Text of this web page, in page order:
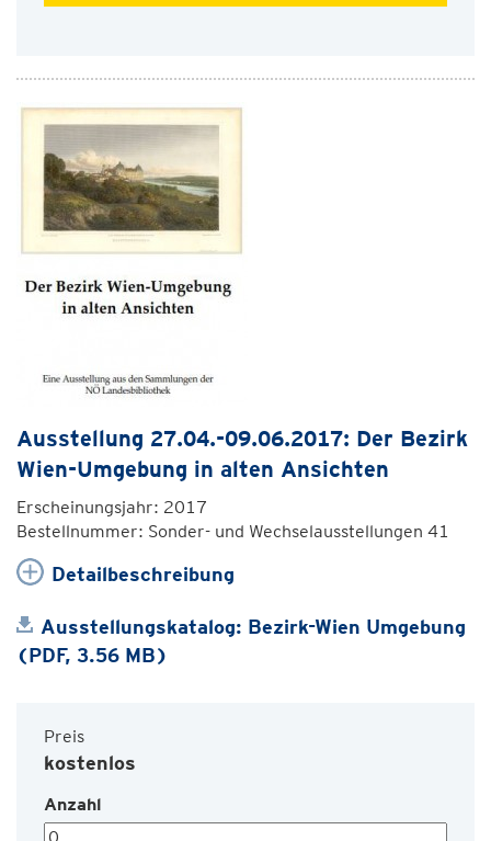
Ausstellung 27.04.-09.06.2017: Der Bezirk
Wien-Umgebung in alten Ansichten
Erscheinungsjahr: 2017
Bestellnummer: Sonder- und Wechselausstellungen 41
Detailbeschreibung
Ausstellungskatalog: Bezirk-Wien Umgebung
(PDF, 3.56 MB)
Preis
kostenlos
Anzahl